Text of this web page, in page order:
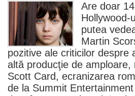
Are doar
Hollywood-
putea
Martin
pozitive ale criticilor despre
altă producţie de
Scott Card, ecranizarea
de la Summit